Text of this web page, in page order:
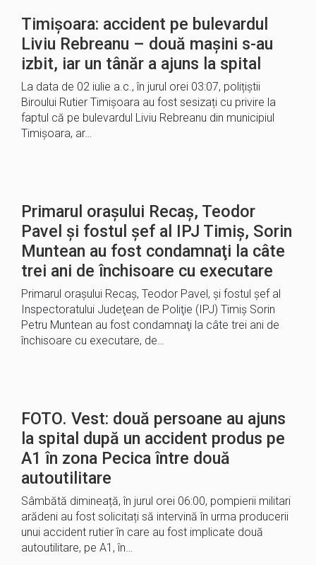
Timișoara: accident pe bulevardul
Liviu Rebreanu – două mașini s-au
izbit, iar un tânăr a ajuns la spital
La data de 02 iulie a.c., în jurul orei 03:07, polițiștii
Biroului Rutier Timișoara au fost sesizați cu privire la
faptul că pe bulevardul Liviu Rebreanu din municipiul
Timișoara, ar…
Primarul oraşului Recaş, Teodor
Pavel şi fostul şef al IPJ Timiş, Sorin
Muntean au fost condamnaţi la câte
trei ani de închisoare cu executare
Primarul oraşului Recaş, Teodor Pavel, şi fostul şef al
Inspectoratului Judeţean de Poliţie (IPJ) Timiş Sorin
Petru Muntean au fost condamnaţi la câte trei ani de
închisoare cu executare, de…
FOTO. Vest: două persoane au ajuns
la spital după un accident produs pe
A1 în zona Pecica între două
autoutilitare
Sâmbătă dimineață, în jurul orei 06:00, pompierii militari
arădeni au fost solicitați să intervină în urma producerii
unui accident rutier în care au fost implicate două
autoutilitare, pe A1, în…